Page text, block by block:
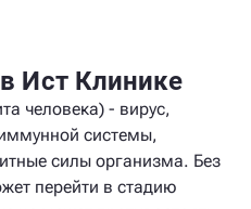
Ист Клинике
человека) - вирус,
системы,
силы организма. Без
перейти в стадию